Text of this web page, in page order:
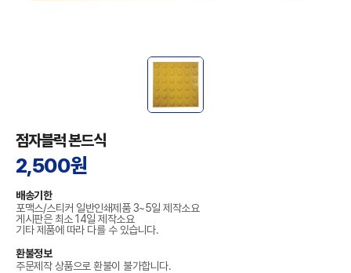
점자블럭 본드식
2,500원
배송기한
포맥스/스티커 일반인쇄제품 3~5일 제작소요
게시판은 최소 14일 제작소요
기타 제품에 따라 다를 수 있습니다.
환불정보
주문제작 상품으로 환불이 불가합니다.